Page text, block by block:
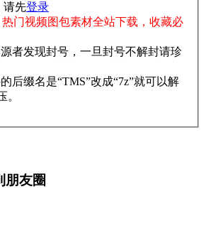
请先登录
热门视频图包素材全站下载，收藏必
者发现封号，一旦封号不解封请珍
后缀名是“TMS”改成“7z”就可以解
。
朋友圈